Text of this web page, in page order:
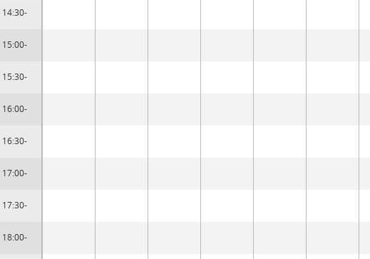
14:30-
15:00-
15:30-
16:00-
16:30-
17:00-
17:30-
18:00-